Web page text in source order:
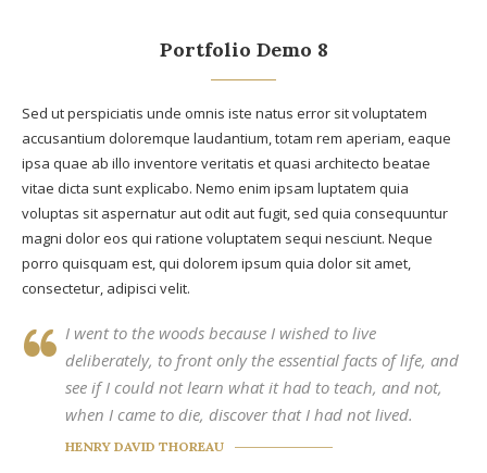
Portfolio Demo 8
Sed ut perspiciatis unde omnis iste natus error sit voluptatem
accusantium doloremque laudantium, totam rem aperiam, eaque
ipsa quae ab illo inventore veritatis et quasi architecto beatae
vitae dicta sunt explicabo. Nemo enim ipsam luptatem quia
voluptas sit aspernatur aut odit aut fugit, sed quia consequuntur
magni dolor eos qui ratione voluptatem sequi nesciunt. Neque
porro quisquam est, qui dolorem ipsum quia dolor sit amet,
consectetur, adipisci velit.
I went to the woods because I wished to live
deliberately, to front only the essential facts of life, and
see if I could not learn what it had to teach, and not,
when I came to die, discover that I had not lived.
HENRY DAVID THOREAU